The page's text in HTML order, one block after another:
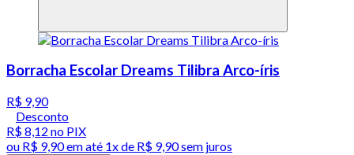
Borracha Escolar Dreams Tilibra Arco-íris
R$ 9,90
Desconto
R$ 8,12 no PIX
ou R$ 9,90em até 1x de R$ 9,90sem juros